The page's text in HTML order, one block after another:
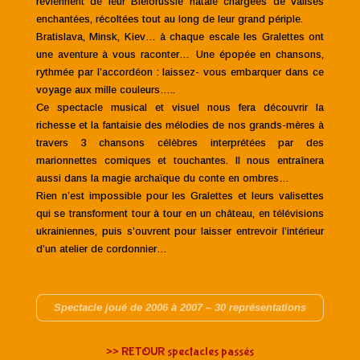
enchantées, récoltées tout au long de leur grand périple.
Bratislava, Minsk, Kiev… à chaque escale les Gralettes ont
une aventure à vous raconter… Une épopée en chansons,
rythmée par l’accordéon : laissez- vous embarquer dans ce
voyage aux mille couleurs…..
Ce spectacle musical et visuel nous fera découvrir la
richesse et la fantaisie des mélodies de nos grands-mères à
travers 3 chansons célèbres interprétées par des
marionnettes comiques et touchantes. Il nous entraînera
aussi dans la magie archaïque du conte en ombres…
Rien n’est impossible pour les Gralettes et leurs valisettes
qui se transforment tour à tour en un château, en télévisions
ukrainiennes, puis s’ouvrent pour laisser entrevoir l’intérieur
d’un atelier de cordonnier…
Spectacle joué de 2006 à 2007 – 30 représentations
>> RETOUR spectacles passés